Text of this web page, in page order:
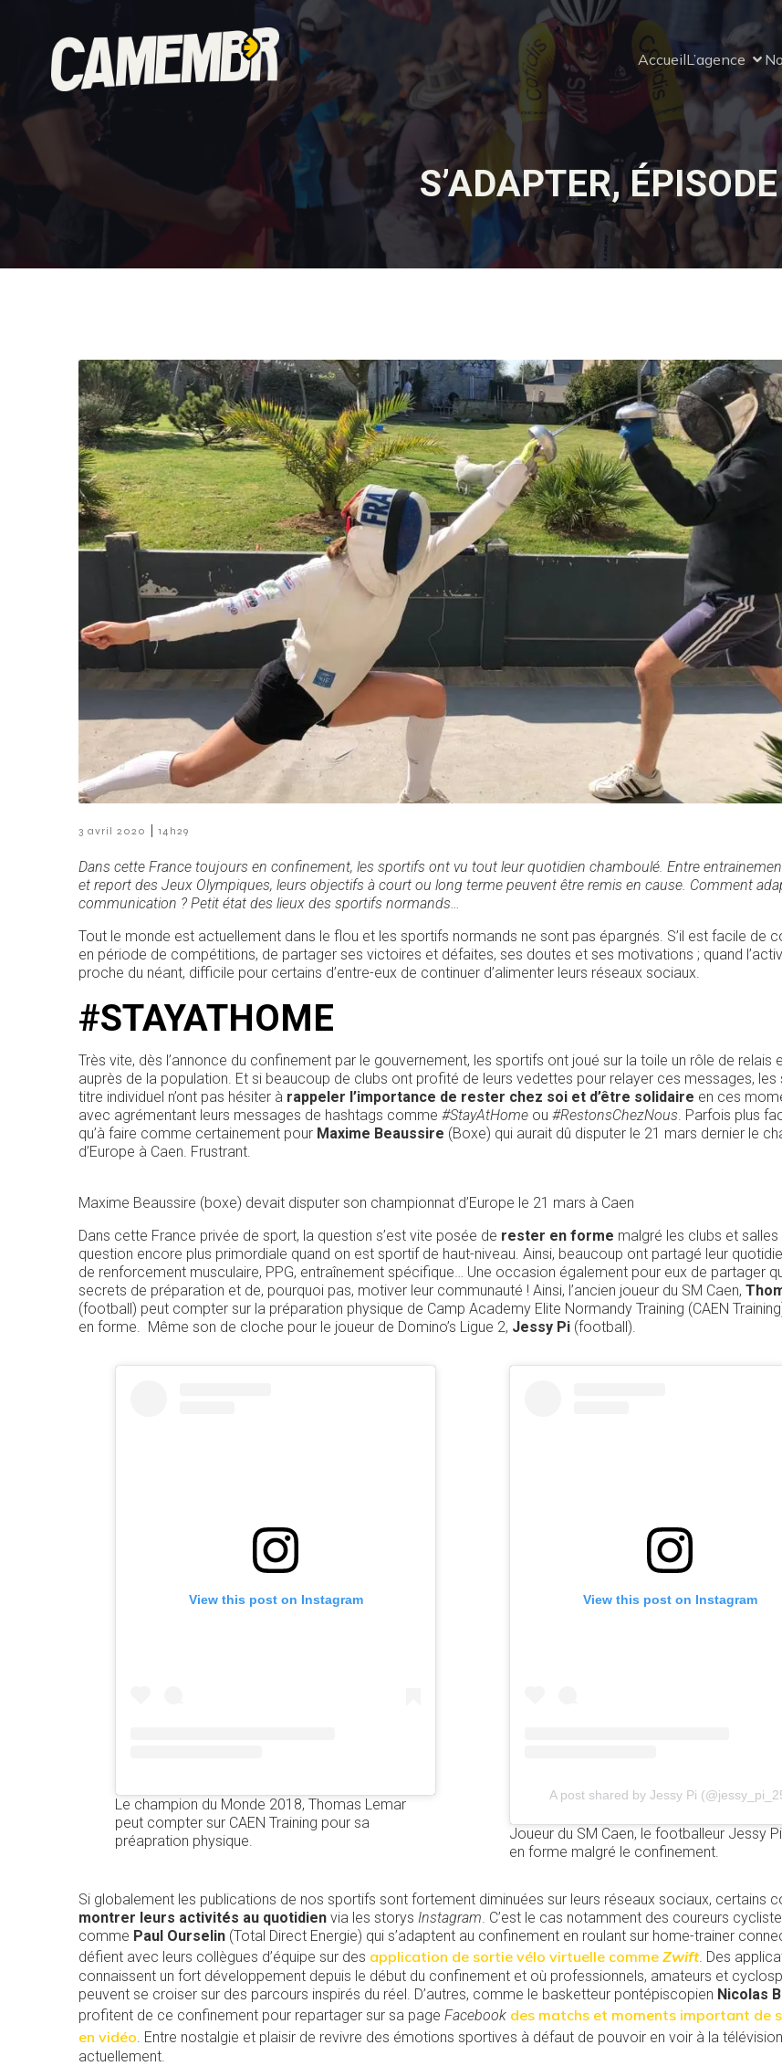
AccueilL’agence
S’ADAPTER,
3 avril 2020 | 14h29
Dans cette France toujours en confinement, les sportifs ont vu tout leur quotidien chamboulé. Entre
et report des Jeux Olympiques, leurs objectifs à court ou long terme peuvent être remis en cause. Comment
communication ? Petit état des lieux des sportifs normands…
Tout le monde est actuellement dans le flou et les sportifs normands ne sont pas épargnés. S’il est facile de
en période de compétitions, de partager ses victoires et défaites, ses doutes et ses motivations ; quand
proche du néant, difficile pour certains d’entre-eux de continuer d’alimenter leurs réseaux sociaux.
#STAYATHOME
Très vite, dès l’annonce du confinement par le gouvernement, les sportifs ont joué sur la toile un rôle de relais
auprès de la population. Et si beaucoup de clubs ont profité de leurs vedettes pour relayer ces messages, les
titre individuel n’ont pas hésiter à rappeler l’importance de rester chez soi et d’être solidaire en ces
avec agrémentant leurs messages de hashtags comme #StayAtHome ou #RestonsChezNous. Parfois plus
qu’à faire comme certainement pour Maxime Beaussire (Boxe) qui aurait dû disputer le 21 mars dernier le
d’Europe à Caen. Frustrant.
Maxime Beaussire (boxe) devait disputer son championnat d’Europe le 21 mars à Caen
Dans cette France privée de sport, la question s’est vite posée de rester en forme malgré les clubs et salles
question encore plus primordiale quand on est sportif de haut-niveau. Ainsi, beaucoup ont partagé leur
de renforcement musculaire, PPG, entraînement spécifique… Une occasion également pour eux de partager
secrets de préparation et de, pourquoi pas, motiver leur communauté ! Ainsi, l’ancien joueur du SM Caen,
(football) peut compter sur la préparation physique de Camp Academy Elite Normandy Training (CAEN
en forme. Même son de cloche pour le joueur de Domino’s Ligue 2, Jessy Pi (football).
View this post on Instagram
Le champion du Monde 2018, Thomas Lemar
peut compter sur CAEN Training pour sa
préapration physique.
View this post on Instagram
A post shared by Jessy Pi
Joueur du SM Caen, le footballeur Jessy
en forme malgré le confinement.
Si globalement les publications de nos sportifs sont fortement diminuées sur leurs réseaux sociaux, certains
montrer leurs activités au quotidien via les storys Instagram. C’est le cas notamment des coureurs
comme Paul Ourselin (Total Direct Energie) qui s’adaptent au confinement en roulant sur home-trainer
défient avec leurs collègues d’équipe sur des application de sortie vélo virtuelle comme Zwift. Des
connaissent un fort développement depuis le début du confinement et où professionnels, amateurs et
peuvent se croiser sur des parcours inspirés du réel. D’autres, comme le basketteur pontépiscopien Nicolas
profitent de ce confinement pour repartager sur sa page Facebook des matchs et moments important de
en vidéo. Entre nostalgie et plaisir de revivre des émotions sportives à défaut de pouvoir en voir à la télévision
actuellement.